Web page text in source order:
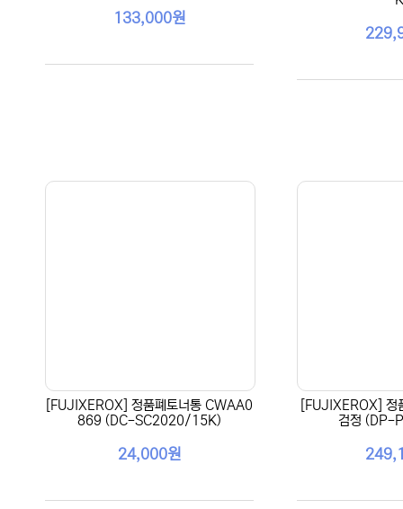
133,000원
[FUJIXEROX] 정품폐토너통 CWAA0
869 (DC-SC2020/15K)
24,000원
[FUJIXEROX]
검정 (DP-